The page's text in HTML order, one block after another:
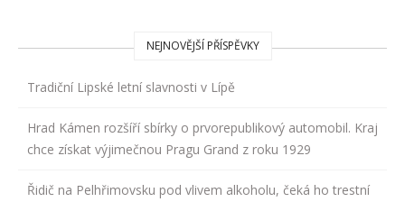
NEJNOVĚJŠÍ PŘÍSPĚVKY
Tradiční Lipské letní slavnosti v Lípě
Hrad Kámen rozšíří sbírky o prvorepublikový automobil. Kraj
chce získat výjimečnou Pragu Grand z roku 1929
Řidič na Pelhřimovsku pod vlivem alkoholu, čeká ho trestní